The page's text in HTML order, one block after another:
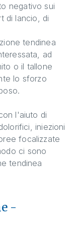
negativo sui
di lancio, di
tendinea
ad
o il tallone
lo sforzo
l'aiuto di
iniezioni
focalizzate
ci sono
tendinea
-